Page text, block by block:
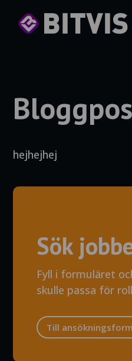
hejhejhej
Sök
Fyll i formuläret
skulle passa för
Till